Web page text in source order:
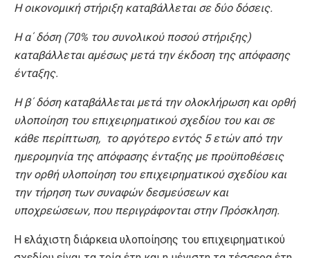
Η οικονομική στήριξη καταβάλλεται σε δύο δόσεις.
Η α΄ δόση (70% του συνολικού ποσού στήριξης)
καταβάλλεται αμέσως μετά την έκδοση της απόφασης
ένταξης.
Η β΄ δόση καταβάλλεται μετά την ολοκλήρωση και ορθή
υλοποίηση του επιχειρηματικού σχεδίου του και σε
κάθε περίπτωση, το αργότερο εντός 5 ετών από την
ημερομηνία της απόφασης ένταξης με προϋποθέσεις
την ορθή υλοποίηση του επιχειρηματικού σχεδίου και
την τήρηση των συναφών δεσμεύσεων και
υποχρεώσεων, που περιγράφονται στην Πρόσκληση.
Η ελάχιστη διάρκεια υλοποίησης του επιχειρηματικού